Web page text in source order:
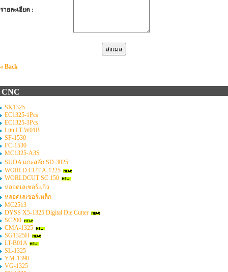
รายละเอียด :
« Back
CNC
SK1325
EC1325-1Pcs
EC1325-3Pcs
Litu LT-W01B
SF-1530
FC-1530
MC1325-A3S
SUDA แกะสลัก SD-3025
WORLD CUT A-1225
WORLDCUT SC 150
หลอดเลเซอร์แก้ว
หลอดเลเซอร์เหล็ก
MC2513
DYSS X5-1325 Digital Die Cutter
SC200
CMA-1325
SG1325H
LT-B01A
SL-1325
YM-1390
VG-1325